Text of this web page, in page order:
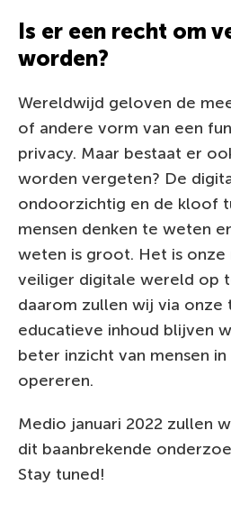
Is er een recht om
worden?
Wereldwijd geloven de
of andere vorm van een
privacy. Maar bestaat er
worden vergeten? De
ondoorzichtig en de kloof
mensen denken te weten
weten is groot. Het is onze
veiliger digitale wereld op
daarom zullen wij via onze
educatieve inhoud blijven
beter inzicht van mensen
opereren.
Medio januari 2022 zullen
dit baanbrekende
Stay tuned!